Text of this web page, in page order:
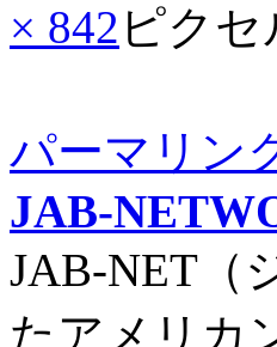
× 842 ピクセ
パーマリン
JAB-
JAB-NET（
たアメリカ